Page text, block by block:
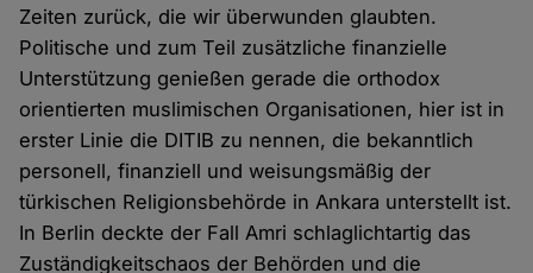
Zeiten zurück, die wir überwunden glaubten.
Politische und zum Teil zusätzliche finanzielle
Unterstützung genießen gerade die orthodox
orientierten muslimischen Organisationen, hier ist in
erster Linie die DITIB zu nennen, die bekanntlich
personell, finanziell und weisungsmäßig der
türkischen Religionsbehörde in Ankara unterstellt ist.
In Berlin deckte der Fall Amri schlaglichtartig das
Zuständigkeitschaos der Behörden und die